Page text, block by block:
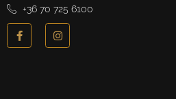
+36 70 725 6100